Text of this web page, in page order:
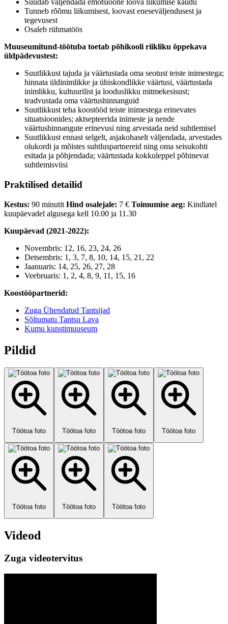
Suudab väljendada emotsioone loova liikumise kaudu
Tunneb rõõmu liikumisest, loovast eneseväljendusest ja
tegevusest
Osaleb rühmatöös
Muuseumitund-töötuba toetab põhikooli riikliku õppekava
üldpädevustest:
Suutlikkust tajuda ja väärtustada oma seotust teiste inimestega;
hinnata üldinimlikke ja ühiskondlikke väärtusi, väärtustada
inimlikku, kultuurilist ja looduslikku mitmekesisust;
teadvustada oma väärtushinnanguid
Suutlikkust teha koostööd teiste inimestega erinevates
situatsioonides; aktsepteerida inimeste ja nende
väärtushinnangute erinevusi ning arvestada neid suhtlemisel
Suutlikkust ennast selgelt, asjakohaselt väljendada, arvestades
olukordi ja mõistes suhtluspartnereid ning oma seisukohti
esitada ja põhjendada; väärtustada kokkuleppel põhinevat
suhtlemisviisi
Praktilised detailid
Kestus: 90 minutit Hind osalejale: 7 € Toimumise aeg: Kindlatel
kuupäevadel algusega kell 10.00 ja 11.30
Kuupäevad (2021-2022):
Novembris: 12, 16, 23, 24, 26
Detsembris: 1, 3, 7, 8, 10, 14, 15, 21, 22
Jaanuaris: 14, 25, 26, 27, 28
Veebruaris: 1, 2, 4, 8, 9, 11, 15, 16
Koostööpartnerid:
Zuga Ühendatud Tantsijad
Sõltumatu Tantsu Lava
Kumu kunstimuuseum
Pildid
Töötoa foto Töötoa foto Töötoa foto Töötoa foto
Töötoa foto Töötoa foto Töötoa foto
Videod
Zuga videotervitus